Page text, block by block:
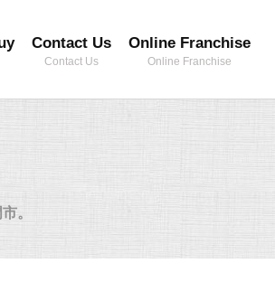
Contact Us
Contact Us
Online Franchise
Online Franchise
。